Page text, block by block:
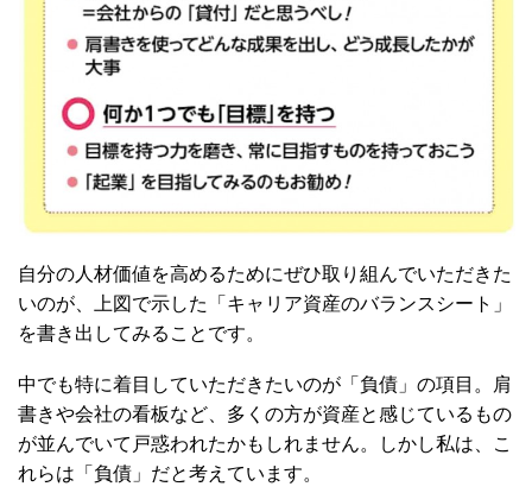
自分の人材価値を高めるためにぜひ取り組んでいただきた
いのが、上図で示した「キャリア資産のバランスシート」
を書き出してみることです。
中でも特に着目していただきたいのが「負債」の項目。肩
書きや会社の看板など、多くの方が資産と感じているもの
が並んでいて戸惑われたかもしれません。しかし私は、こ
れらは「負債」だと考えています。